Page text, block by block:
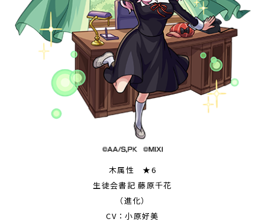
木属性 ★6
生徒会書記 藤原千花
（進化）
CV：小原好美